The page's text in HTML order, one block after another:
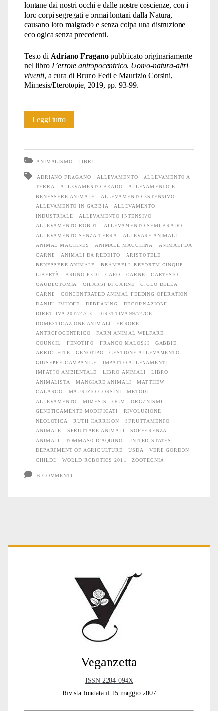
lontane dai nostri occhi e dalle nostre coscienze, con i
loro corpi segregati e ormai lontani dalla Natura,
causano loro malgrado e senza colpa una distruzione
ecologica senza precedenti.
Testo di Adriano Fraganopubblicato originariamente
nel libro L’errore antropocentrico. Uomo-natura-altri
viventi, a cura di Bruno Fedi e Maurizio Corsini,
Mimesis/Eterotopie, 2019, pp. 93-99.
Leggi tuttoL’allevamento:
strage
invisibile
ANIMALISMO LIBRI
ADRIANO FRAGANO ALLEVAMENTO
ALLEVAMENTO A
TERRA
ALLEVAMENTO BRADO
ALLEVAMENTO E
BENESSERE ANIMALE
ALLEVAMENTO ESTENSIVO
ALLEVAMENTO IN GABBIA
ALLEVAMENTO
INDUSTRIALE
ALLEVAMENTO INTENSIVO
ALLEVAMENTO ROBOT
ALLEVAMENTO SEMI BRADO
ALLEVAMENTO SENZA TERRA
ALLEVARE ANIMALI
ANIMAL MACHINES
ANIMALE MACCHINA
ANIMALI DA
CARNE
ANIMALI DA REDDITO
ARISTOTELE
BENESSERE ANIMALE
BRAMBELL REPORTM CINQUE
LIBERTÀ
BRUNO FEDI CAFO CARNE
CARTESIO
CAUDECTOMIA
CIBARSI DI CARNE
CICLO DELLA
CARNE
CONCENTRATED ANIMAL FEEDING OPERATION
DANIEL IMHOFF
DEBEAKING
DECORNAZIONE
DIRETTIVA 2002/4/CE
DIRETTIVA 99/74/CE
DOMESTICAZIONE ANIMALI
ERRORE
ANTROPOCENTRICO
FARM ANIMAL WELFARE
COUNCIL
FENOTIPO FRANCO MALOSSI
GABBIE
ARRICCHITE
GENOTIPO
GESTIONE ALLEVAMENTO
GIUSEPPE CAMPANILE
IMPATTO ALLEVAMENTI
IMPATTO AMBIENTALE
LIBRO ANIMALI
LIBRO
ANIMALISTA
MANGIARE ANIMALI
MATTHEW
CALARCO
MAURIZIO CORSINI
METODI
ALLEVAMENTO
MIMESIS OGM
ORGANISMI
GENETICAMENTE MODIFICATI
RIVOLUZIONE
NEOLOTICA
RUTH HARRISON
SFRUTTAMENTO
ANIMALE
SFRUTTARE ANIMALI
SOFFERENZA
ANIMALI
TOMMASO D'AQUINO
UNITED STATES
DEPARTMENT OF AGRICULTURE
USDA
VERE GORDON
CHILDE
WORLD ROBOTICS 2011 ZOOTECNIA
6 COMMENTI
Primary
Veganzetta
ISSN 2284-094X
Rivista fondata il 15 maggio 2007